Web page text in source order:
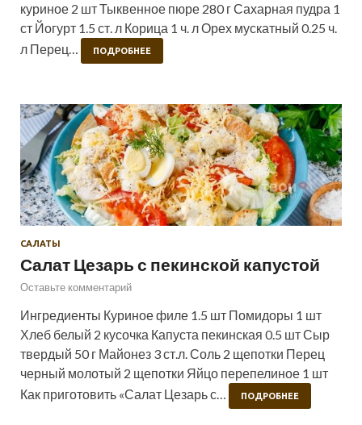
куриное 2 шт Тыквенное пюре 280 г Сахарная пудра 1
ст Йогурт 1.5 ст. л Корица 1 ч. л Орех мускатный 0.25 ч.
л Перец…
ПОДРОБНЕЕ
САЛАТЫ
Салат Цезарь с пекинской капустой
Оставьте комментарий
Ингредиенты Куриное филе 1.5 шт Помидоры 1 шт
Хлеб белый 2 кусочка Капуста пекинская 0.5 шт Сыр
твердый 50 г Майонез 3 ст.л. Соль 2 щепотки Перец
черный молотый 2 щепотки Яйцо перепелиное 1 шт
Как приготовить «Салат Цезарь с…
ПОДРОБНЕЕ